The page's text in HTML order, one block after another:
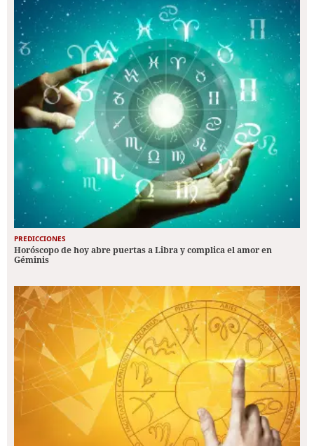
PREDICCIONES
Horóscopo de hoy abre puertas a Libra y complica el amor en
Géminis